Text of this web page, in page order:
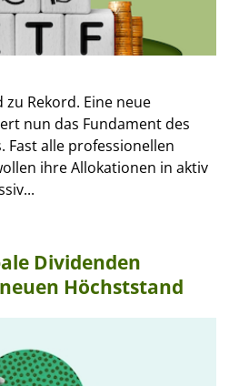
zu Rekord. Eine neue
nun das Fundament des
Fast alle professionellen
ihre Allokationen in aktiv
Dividenden
Höchststand